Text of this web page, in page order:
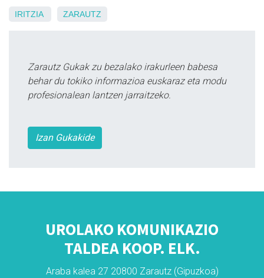
IRITZIA ZARAUTZ
Zarautz Gukak zu bezalako irakurleen babesa
behar du tokiko informazioa euskaraz eta modu
profesionalean lantzen jarraitzeko.
Izan Gukakide
UROLAKO KOMUNIKAZIO
TALDEA KOOP. ELK.
Araba kalea 27 20800 Zarautz (Gipuzkoa)